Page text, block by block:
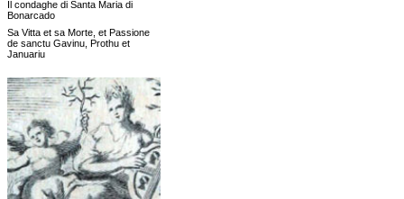
Il condaghe di Santa Maria di
Bonarcado
Sa Vitta et sa Morte, et Passione
de sanctu Gavinu, Prothu et
Januariu